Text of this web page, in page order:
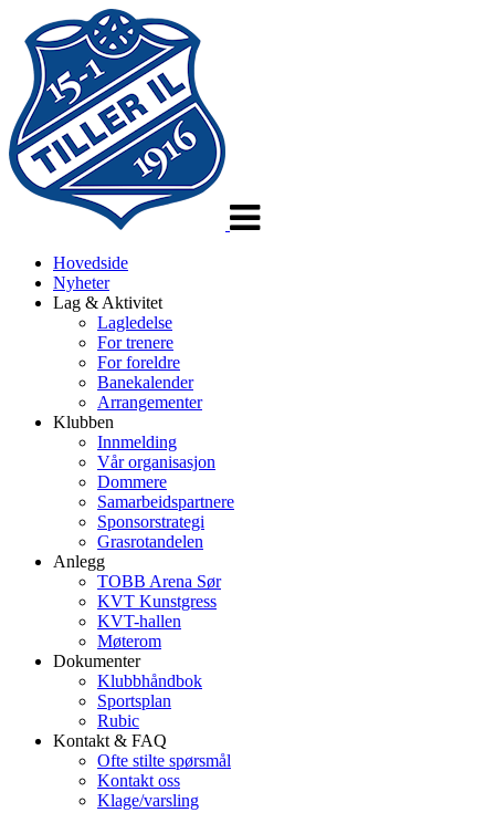
Hovedside
Nyheter
Lag & Aktivitet
Lagledelse
For trenere
For foreldre
Banekalender
Arrangementer
Klubben
Innmelding
Vår organisasjon
Dommere
Samarbeidspartnere
Sponsorstrategi
Grasrotandelen
Anlegg
TOBB Arena Sør
KVT Kunstgress
KVT-hallen
Møterom
Dokumenter
Klubbhåndbok
Sportsplan
Rubic
Kontakt & FAQ
Ofte stilte spørsmål
Kontakt oss
Klage/varsling